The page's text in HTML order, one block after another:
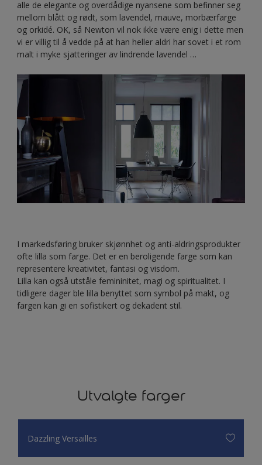
alle de elegante og overdådige nyansene som befinner seg
mellom blått og rødt, som lavendel, mauve, morbærfarge
og orkidé. OK, så Newton vil nok ikke være enig i dette men
vi er villig til å vedde på at han heller aldri har sovet i et rom
malt i myke sjatteringer av lindrende lavendel …
I markedsføring bruker skjønnhet og anti-aldringsprodukter
ofte lilla som farge. Det er en beroligende farge som kan
representere kreativitet, fantasi og visdom.
Lilla kan også utståle femininitet, magi og spiritualitet. I
tidligere dager ble lilla benyttet som symbol på makt, og
fargen kan gi en sofistikert og dekadent stil.
Utvalgte farger
Dazzling Versailles